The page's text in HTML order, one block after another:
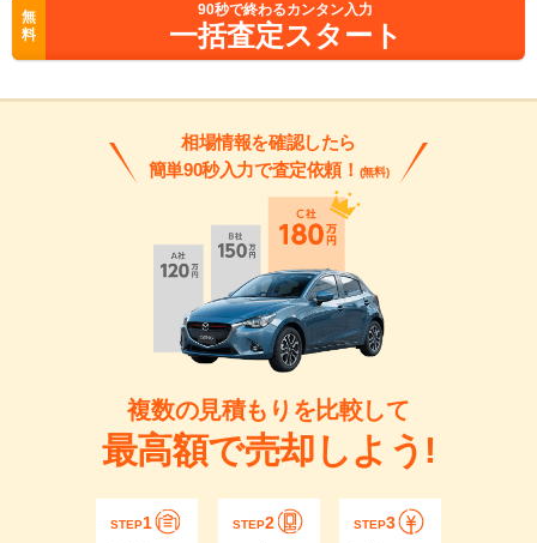
無
料
90秒で終わるカンタン入力
一括査定スタート
相場情報を確認したら
簡単90秒入力で査定依頼！ (無料)
複数の見積もりを比較して
最高額で売却しよう!
STEP1 STEP2 STEP3